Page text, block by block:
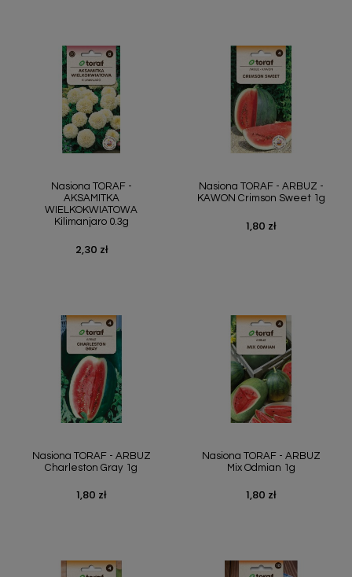
Nasiona TORAF -
AKSAMITKA
WIELKOKWIATOWA
Kilimanjaro 0.3g
Cena
2,30 zł
Nasiona TORAF - ARBUZ -
KAWON Crimson Sweet 1g
Cena
1,80 zł
Nasiona TORAF - ARBUZ
Charleston Gray 1g
Cena
1,80 zł
Nasiona TORAF - ARBUZ
Mix Odmian 1g
Cena
1,80 zł